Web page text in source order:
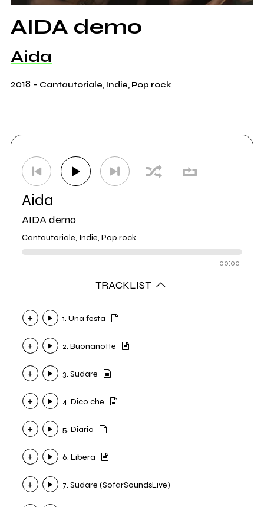
AIDA demo
Aida
2018 - Cantautoriale, Indie, Pop rock
Aida
AIDA demo
Cantautoriale, Indie, Pop rock
00:00
TRACKLIST
1. Una festa
2. Buonanotte
3. Sudare
4. Dico che
5. Diario
6. Libera
7. Sudare (SofarSoundsLive)